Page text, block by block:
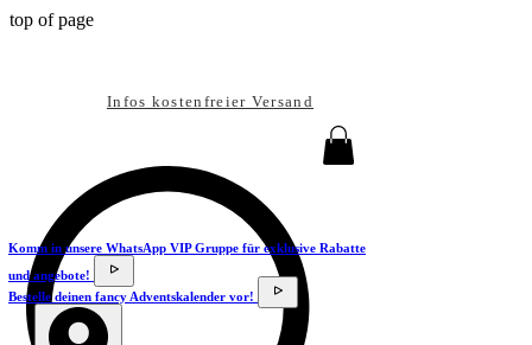
top of page
Infos kostenfreier Versand
Komm in unsere WhatsApp VIP Gruppe für exklusive Rabatte
und angebote!
Bestelle deinen fancy Adventskalender vor!